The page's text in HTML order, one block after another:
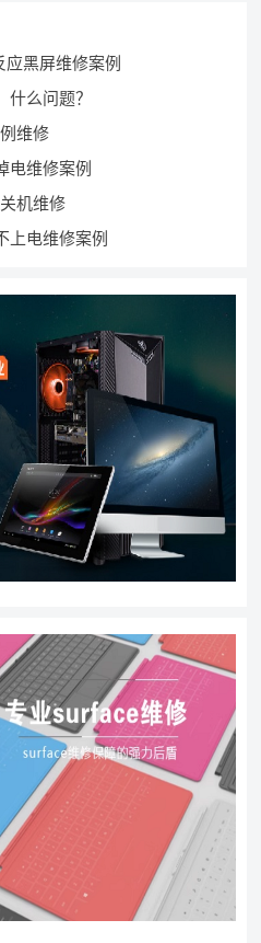
黑屏维修案例
么问题？
维修
电维修案例
机维修
上电维修案例